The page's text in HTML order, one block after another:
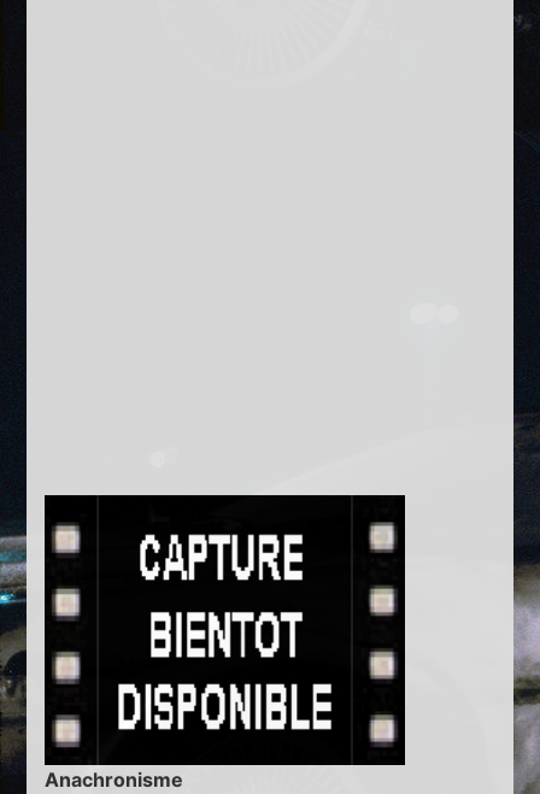
Anachronisme